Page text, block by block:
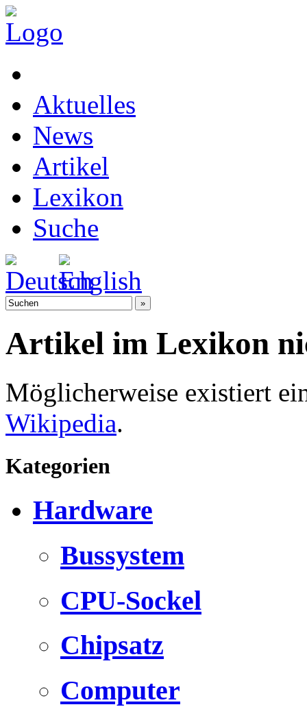
Aktuelles
News
Artikel
Lexikon
Suche
Artikel im Lexikon
Möglicherweise existiert
Wikipedia.
Kategorien
Hardware
Bussystem
CPU-Sockel
Chipsatz
Computer